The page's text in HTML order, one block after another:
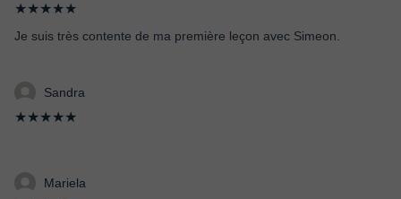
★★★★★
Je suis très contente de ma première leçon avec Simeon.
Sandra
★★★★★
Mariela